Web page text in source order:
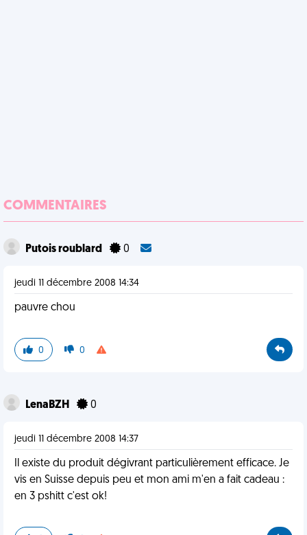
COMMENTAIRES
Putois roublard 0
jeudi 11 décembre 2008 14:34
pauvre chou
0 0
LenaBZH 0
jeudi 11 décembre 2008 14:37
Il existe du produit dégivrant particulièrement efficace. Je
vis en Suisse depuis peu et mon ami m'en a fait cadeau :
en 3 pshitt c'est ok!